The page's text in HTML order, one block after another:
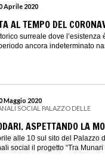
Aprile 2020
AL TEMPO DEL
surreale dove l’esistenza
ancora indeterminato
Maggio 2020
SOCIAL PALAZZO DELLE
ASPETTANDO LA
alle 10 sul sito del Palazzo
social il progetto “Tra Munari